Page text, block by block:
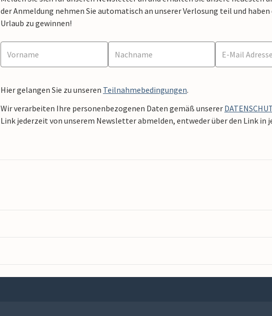
der Anmeldung nehmen Sie automatisch an unserer Verlosung teil und haben
Urlaub zu gewinnen!
Hier gelangen Sie zu unseren Teilnahmebedingungen.
Wir verarbeiten Ihre personenbezogenen Daten gemäß unserer
Link jederzeit von unserem Newsletter abmelden, entweder über den Link in